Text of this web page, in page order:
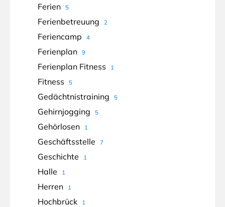
Ferien 5
Ferienbetreuung 2
Feriencamp 4
Ferienplan 9
Ferienplan Fitness 1
Fitness 5
Gedächtnistraining 5
Gehirnjogging 5
Gehörlosen 1
Geschäftsstelle 7
Geschichte 1
Halle 1
Herren 1
Hochbrück 1